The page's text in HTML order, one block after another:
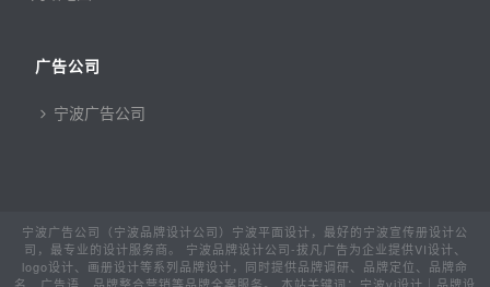
广告公司
宁波广告公司
宁波广告公司（宁波品牌设计公司）宁波平面设计，最好的宁波宣传册设计公
司，最专业的设计服务商。 宁波品牌设计公司-拔凡广告为企业提供VI设计、
logo设计、画册设计等系列品牌设计，同时提供品牌调研、品牌定位、品牌命
名、广告语、品牌整合营销等品牌全案服务。 本站关键词：宁波vi设计｜品牌设